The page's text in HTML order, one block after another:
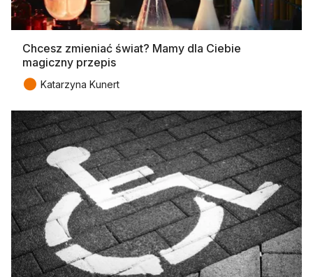
Chcesz zmieniać świat? Mamy dla Ciebie
magiczny przepis
● Katarzyna Kunert